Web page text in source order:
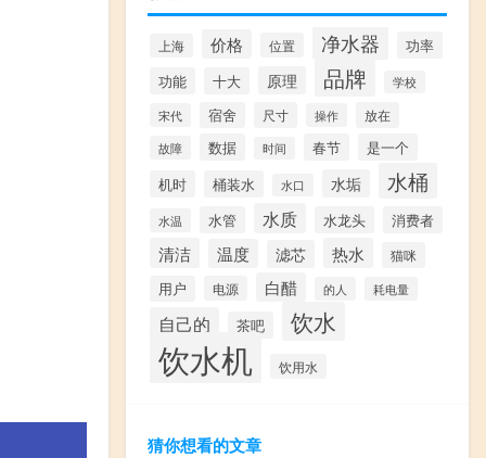
上海 价格 位置 净水器
功率
功能
十大 原理 品牌 学校
宋代 宿舍 尺寸 操作 放在
故障 数据 时间 春节
是一个
机时
桶装水 水口 水垢 水桶
水温 水管 水质 水龙头 消费者
清洁 温度 滤芯 热水
猫咪
用户
电源 白醋 的人 耗电量
自己的 茶吧 饮水
饮水机 饮用水
猜你想看的文章